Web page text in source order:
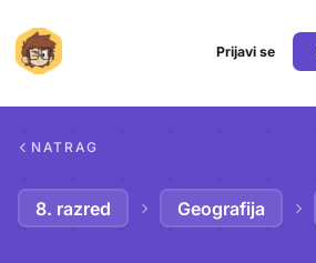
Prijavi se
NATRAG
8. razred Geografija